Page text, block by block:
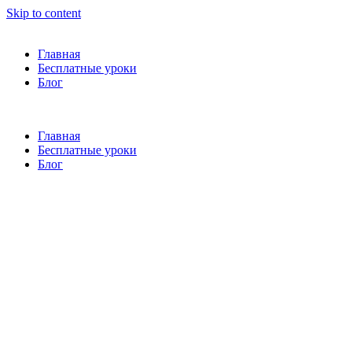
Skip to content
Главная
Бесплатные уроки
Блог
Главная
Бесплатные уроки
Блог